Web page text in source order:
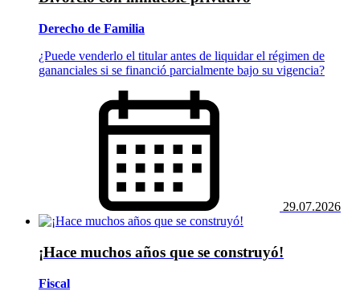
Derecho de Familia
¿Puede venderlo el titular antes de liquidar el régimen de
gananciales si se financió parcialmente bajo su vigencia?
29.07.2026
¡Hace muchos años que se construyó!
Fiscal